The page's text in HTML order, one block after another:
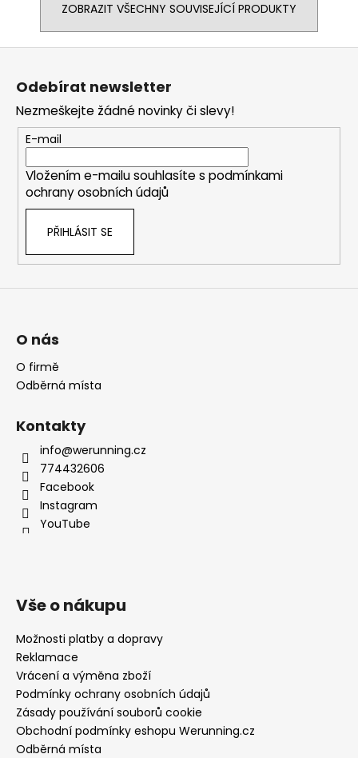
ZOBRAZIT VŠECHNY SOUVISEJÍCÍ PRODUKTY
Odebírat newsletter
Nezmeškejte žádné novinky či slevy!
E-mail
Vložením e-mailu souhlasíte s podmínkami
ochrany osobních údajů
PŘIHLÁSIT SE
O nás
O firmě
Odběrná místa
Kontakty
info@werunning.cz
774432606
Facebook
Instagram
YouTube
Vše o nákupu
Možnosti platby a dopravy
Reklamace
Vrácení a výměna zboží
Podmínky ochrany osobních údajů
Zásady používání souborů cookie
Obchodní podmínky eshopu Werunning.cz
Odběrná místa